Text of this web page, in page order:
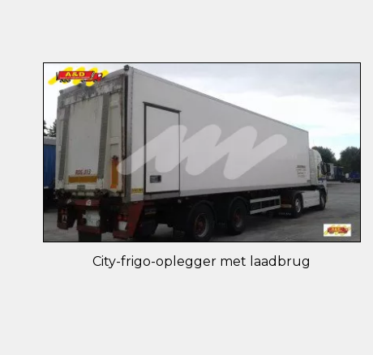
City-frigo-oplegger met laadbrug